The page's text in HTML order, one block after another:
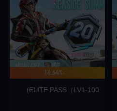
Loading...
Loading... -16.64%
ELITE PASS（LV1-100)